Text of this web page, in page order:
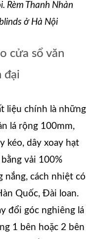
Rèm Thanh Nhàn
ở Hà Nội
cửa sổ văn
đại
liệu chính là những
lá rộng 100mm,
kéo, dây xoay hạt
vải 100%
nắng, cách nhiệt có
Quốc, Đài loan.
đổi góc nghiêng lá
1 bên hoặc 2 bên